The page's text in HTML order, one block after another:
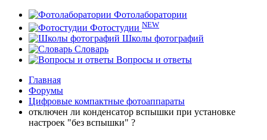
Фотолаборатории
Фотостудии NEW
Школы фотографий
Словарь
Вопросы и ответы
Главная
Форумы
Цифровые компактные фотоаппараты
отключен ли конденсатор вспышки при установке
настроек "без вспышки" ?